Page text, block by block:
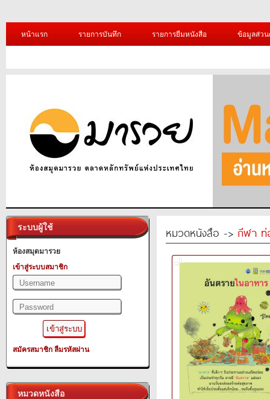
หน้าแรก รายการบันทึก รายการยืมหนังสือ ข้อมูลส่ว
ระบบผู้ใช้
ห้องสมุดมารวย
เข้าสู่ระบบสมาชิก
สมัครสมาชิก ลืมรหัสผ่าน
หมวดหนังสือ
หมวดหนังสือ -> กีฬา ท่